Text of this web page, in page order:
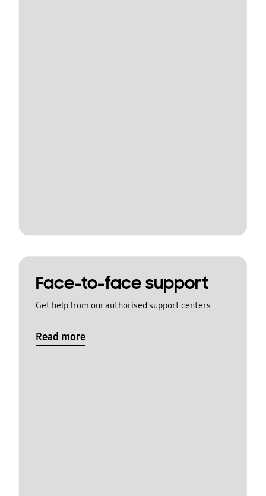
Face-to-face support
Get help from our authorised support centers
Read more